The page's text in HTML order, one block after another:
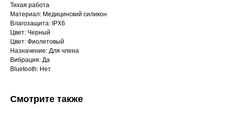
Тихая работа
Материал: Медицинский силикон
Влагозащита: IPX6
Цвет: Черный
Цвет: Фиолетовый
Назначение: Для члена
Вибрация: Да
Bluetooth: Нет
Смотрите также